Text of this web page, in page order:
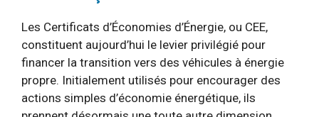
Les Certificats d’Économies d’Énergie, ou CEE,
constituent aujourd’hui le levier privilégié pour
financer la transition vers des véhicules à énergie
propre. Initialement utilisés pour encourager des
actions simples d’économie énergétique, ils